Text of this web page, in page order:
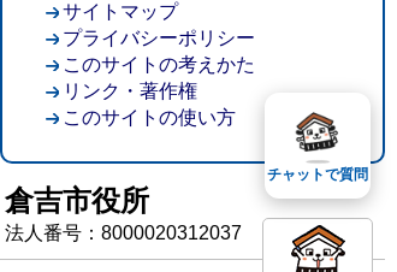
サイトマップ
プライバシーポリシー
このサイトの考えかた
リンク・著作権
このサイトの使い方
倉吉市役所
法人番号：8000020312037
チャットで質問